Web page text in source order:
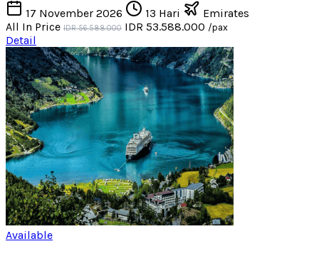
17 November 2026 13 Hari
Emirates
All In Price IDR 56.588.000 IDR 53.588.000 /pax
Detail
Available